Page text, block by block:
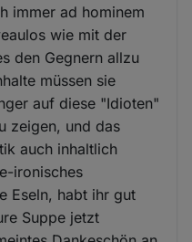
immer ad hominem
wie mit der
den Gegnern allzu
müssen sie
auf diese "Idioten"
zeigen, und das
auch inhaltlich
ironisches
Eseln, habt ihr gut
Suppe jetzt